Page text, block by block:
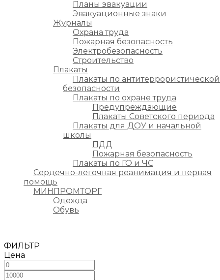
Планы эвакуации
Эвакуационные знаки
Журналы
Охрана труда
Пожарная безопасность
Электробезопасность
Строительство
Плакаты
Плакаты по антитеррористической
безопасности
Плакаты по охране труда
Предупреждающие
Плакаты Советского периода
Плакаты для ДОУ и начальной
школы
ПДД
Пожарная безопасность
Плакаты по ГО и ЧС
Сердечно-легочная реанимация и первая
помощь
МИНПРОМТОРГ
Одежда
Обувь
ФИЛЬТР
Цена